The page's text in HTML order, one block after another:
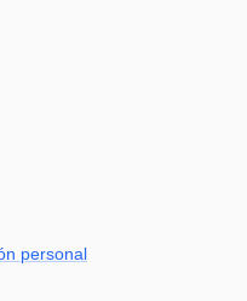
personal